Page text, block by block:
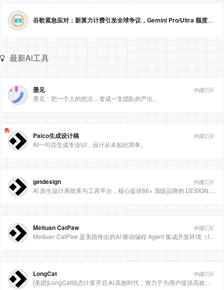
谷歌紧急应对：新算力计费引发全球争议，Gemini Pro/Ultra 额度永久提升至3倍！
最新Ai工具
墨见 中国🇨🇳
墨见：把一个人的想法，变成一支团队的产出。
热
Paico生成设计稿 中国🇨🇳
AI一句话生成专业UI，设计从未如此简单。
getdesign 中国🇨🇳
Meituan CatPaw 中国🇨🇳
LongCat 中国🇨🇳